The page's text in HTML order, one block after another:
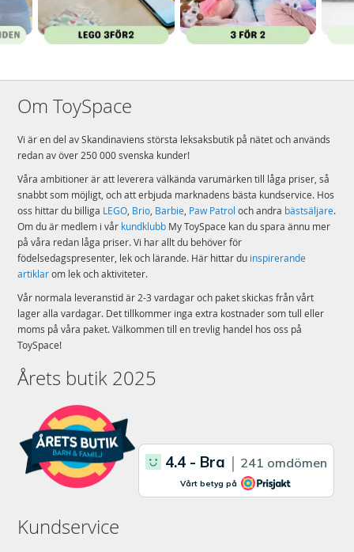
Om ToySpace
Vi är en del av Skandinaviens största leksaksbutik på nätet och används
redan av över 250 000 svenska kunder!
Våra ambitioner är att leverera välkända varumärken till låga priser, så
snabbt som möjligt, och att erbjuda marknadens bästa kundservice. Hos
oss hittar du billiga LEGO Brio Barbie Paw Patrol och andra bästsäljare.
Om du är medlem i vår kundklubb My ToySpace kan du spara ännu mer
på våra redan låga priser. Vi har allt du behöver för
födelsedagspresenter, lek och lärande. Här hittar du inspirerande
artiklarom lek och aktiviteter.
Vår normala leveranstid är 2-3 vardagar och paket skickas från vårt
lager alla vardagar. Det tillkommer inga extra kostnader som tull eller
moms på våra paket. Välkommen till en trevlig handel hos oss på
ToySpace!
Årets butik 2025
Kundservice